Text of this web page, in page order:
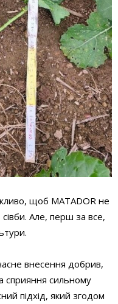
щоб MATADOR не
сівби. Але, перш за все,
внесення добрив,
сприяння сильному
підхід, який згодом